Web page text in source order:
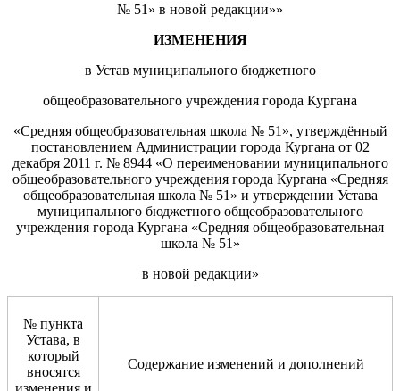
№ 51» в новой редакции»»
ИЗМЕНЕНИЯ
в Устав муниципального бюджетного
общеобразовательного учреждения города Кургана
«Средняя общеобразовательная школа № 51», утверждённый
постановлением Администрации города Кургана от 02
декабря 2011 г. № 8944 «О переименовании муниципального
общеобразовательного учреждения города Кургана «Средняя
общеобразовательная школа № 51» и утверждении Устава
муниципального бюджетного общеобразовательного
учреждения города Кургана «Средняя общеобразовательная
школа № 51»
в новой редакции»
№ пункта
Устава, в
который
вносятся
изменения и
Содержание изменений и дополнений